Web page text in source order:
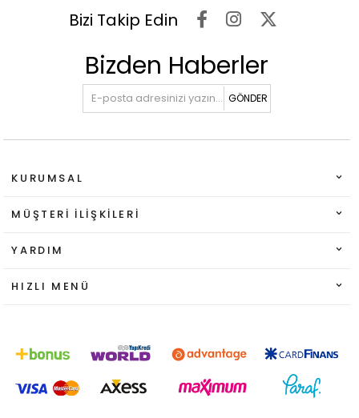
Bizi Takip Edin
Bizden Haberler
GÖNDER
KURUMSAL
MÜŞTERI İLIŞKILERI
YARDIM
HIZLI MENÜ